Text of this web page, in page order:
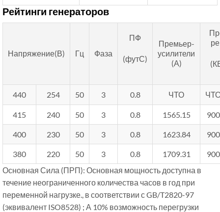
Рейтинги генераторов
Напряжение(В) Гц Фаза
ПФ
(футС)
Премьер-
усилители
(А)
440 254 50 3 0.8 ЧТО
415 240 50 3 0.8 1565.15 900
400 230 50 3 0.8 1623.84 900
380 220 50 3 0.8 1709.31
900
Основная Сила (ПРП): Основная мощность доступна в
течение неограниченного количества часов в год при
переменной нагрузке., в соответствии с GB/T2820-97
(эквивалент ISO8528) ; А 10% возможность перегрузки